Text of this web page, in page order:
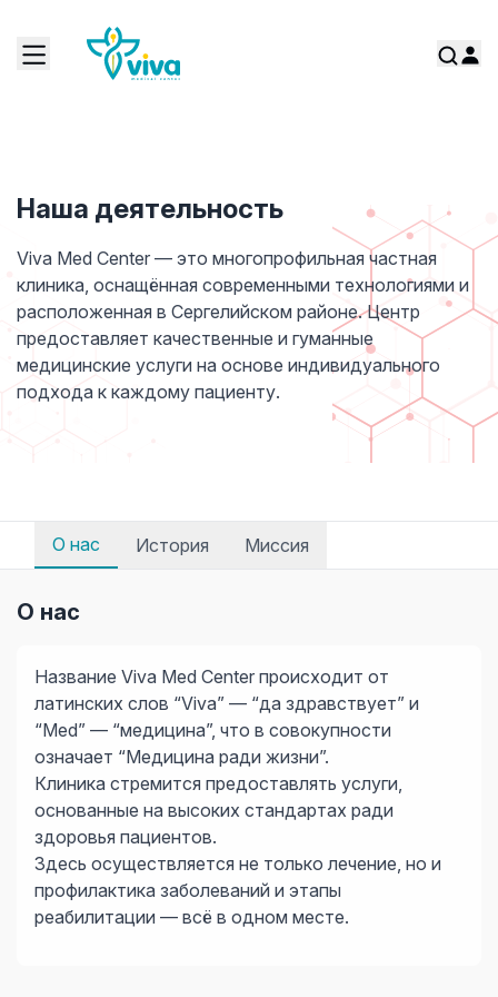
Наша деятельность
Viva Med Center — это многопрофильная частная
клиника, оснащённая современными технологиями и
расположенная в Сергелийском районе. Центр
предоставляет качественные и гуманные
медицинские услуги на основе индивидуального
подхода к каждому пациенту.
О нас История Миссия
О нас
Название Viva Med Center происходит от
латинских слов “Viva” — “да здравствует” и
“Med” — “медицина”, что в совокупности
означает “Медицина ради жизни”.
Клиника стремится предоставлять услуги,
основанные на высоких стандартах ради
здоровья пациентов.
Здесь осуществляется не только лечение, но и
профилактика заболеваний и этапы
реабилитации — всё в одном месте.